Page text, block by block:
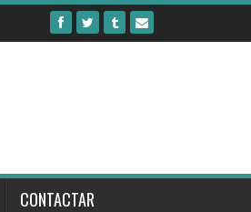
CONTACTAR